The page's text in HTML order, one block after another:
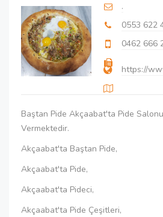
.
0553 622
0462 666
https://
Baştan Pide Akçaabat'ta Pide
Vermektedir.
Akçaabat'ta Baştan Pide,
Akçaabat'ta Pide,
Akçaabat'ta Pideci,
Akçaabat'ta Pide Çeşitleri,